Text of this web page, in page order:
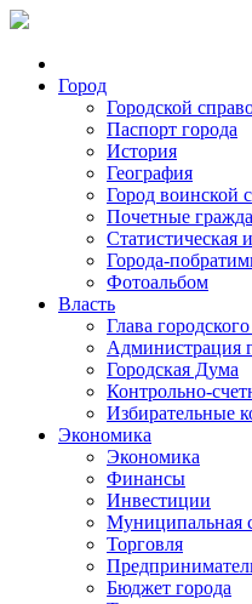
Город
Городской
Паспорт города
История
География
Город воинской
Почетные
Статистическая
Города-
Фотоальбом
Власть
Глава
Администрация
Городская Дума
Контрольно-
Избирательные
Экономика
Экономика
Финансы
Инвестиции
Муниципальная
Торговля
Бюджет города